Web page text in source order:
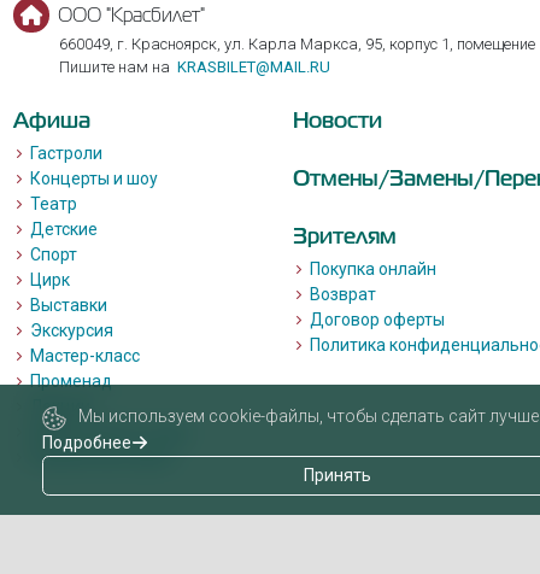
ООО "Красбилет"
660049, г. Красноярск, ул. Карла Маркса, 95, корпус 1, помещение
Пишите нам на KRASBILET@MAIL.RU
Афиша
Гастроли
Концерты и шоу
Театр
Детские
Спорт
Цирк
Выставки
Экскурсия
Мастер-класс
Променад
Лекции
Квизы, квесты, игры.
Пушкинская карта
Новости
Отмены/Замены/
Зрителям
Покупка онлайн
Возврат
Договор оферты
Политика
Мы используем cookie-файлы, чтобы сделать сайт лучше
Подробнее
Принять